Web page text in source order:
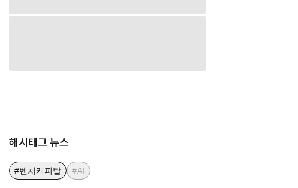
해시태그 뉴스
#벤처캐피탈 #AI